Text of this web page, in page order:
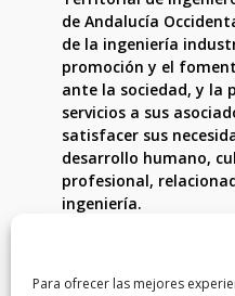
Para ofrecer las mejores
de Andalucía
de la ingeniería
promoción y el
ante la sociedad, y la
servicios a sus
satisfacer sus
desarrollo humano,
profesional,
ingeniería.